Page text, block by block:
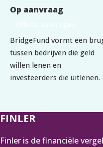
Op aanvraag
BridgeFund vormt een
tussen bedrijven die geld
willen lenen en
investeerders die uitlenen.
een bank. Het min. krediet
€250.000 met een
FINLER
Finler is de financiële